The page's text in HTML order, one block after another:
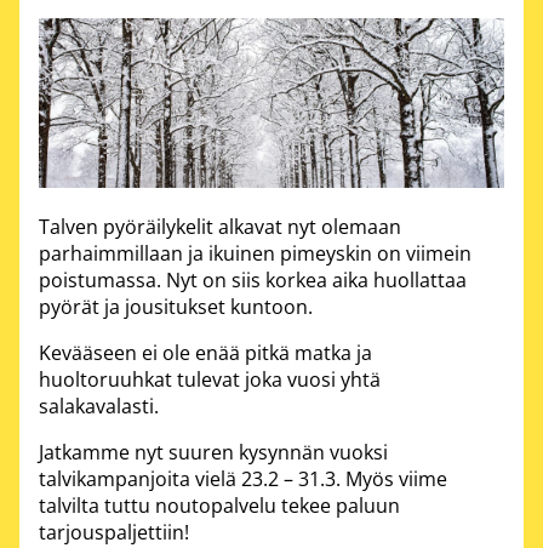
Talven pyöräilykelit alkavat nyt olemaan
parhaimmillaan ja ikuinen pimeyskin on viimein
poistumassa. Nyt on siis korkea aika huollattaa
pyörät ja jousitukset kuntoon.
Kevääseen ei ole enää pitkä matka ja
huoltoruuhkat tulevat joka vuosi yhtä
salakavalasti.
Jatkamme nyt suuren kysynnän vuoksi
talvikampanjoita vielä 23.2 – 31.3. Myös viime
talvilta tuttu noutopalvelu tekee paluun
tarjouspaljettiin!